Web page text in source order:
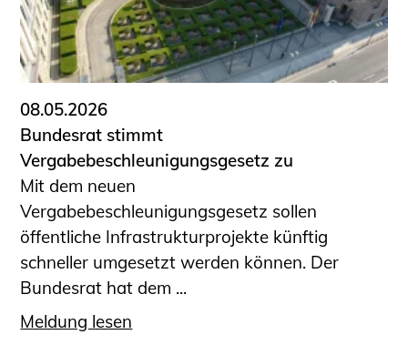
08.05.2026
Bundesrat stimmt
Vergabebeschleunigungsgesetz zu
Mit dem neuen
Vergabebeschleunigungsgesetz sollen
öffentliche Infrastrukturprojekte künftig
schneller umgesetzt werden können. Der
Bundesrat hat dem ...
Meldung lesen